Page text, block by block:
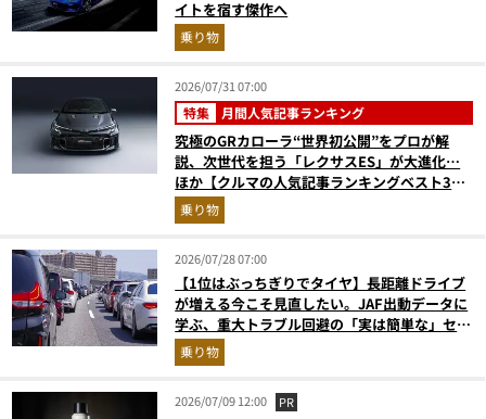
イトを宿す傑作へ
乗り物
2026/07/31 07:00
特集 月間人気記事ランキング
究極のGRカローラ“世界初公開”をプロが解
説、次世代を担う「レクサスES」が大進化…
ほか【クルマの人気記事ランキングベスト3】
（2026年6月版）
乗り物
2026/07/28 07:00
【1位はぶっちぎりでタイヤ】長距離ドライブ
が増える今こそ見直したい。JAF出動データに
学ぶ、重大トラブル回避の「実は簡単な」セル
フメンテ術
乗り物
2026/07/09 12:00 PR